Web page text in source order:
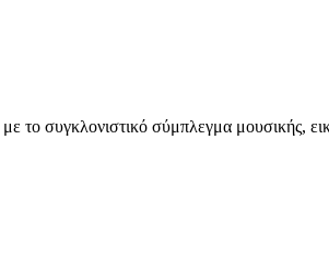
με το συγκλονιστικό σύμπλεγμα μουσικής,